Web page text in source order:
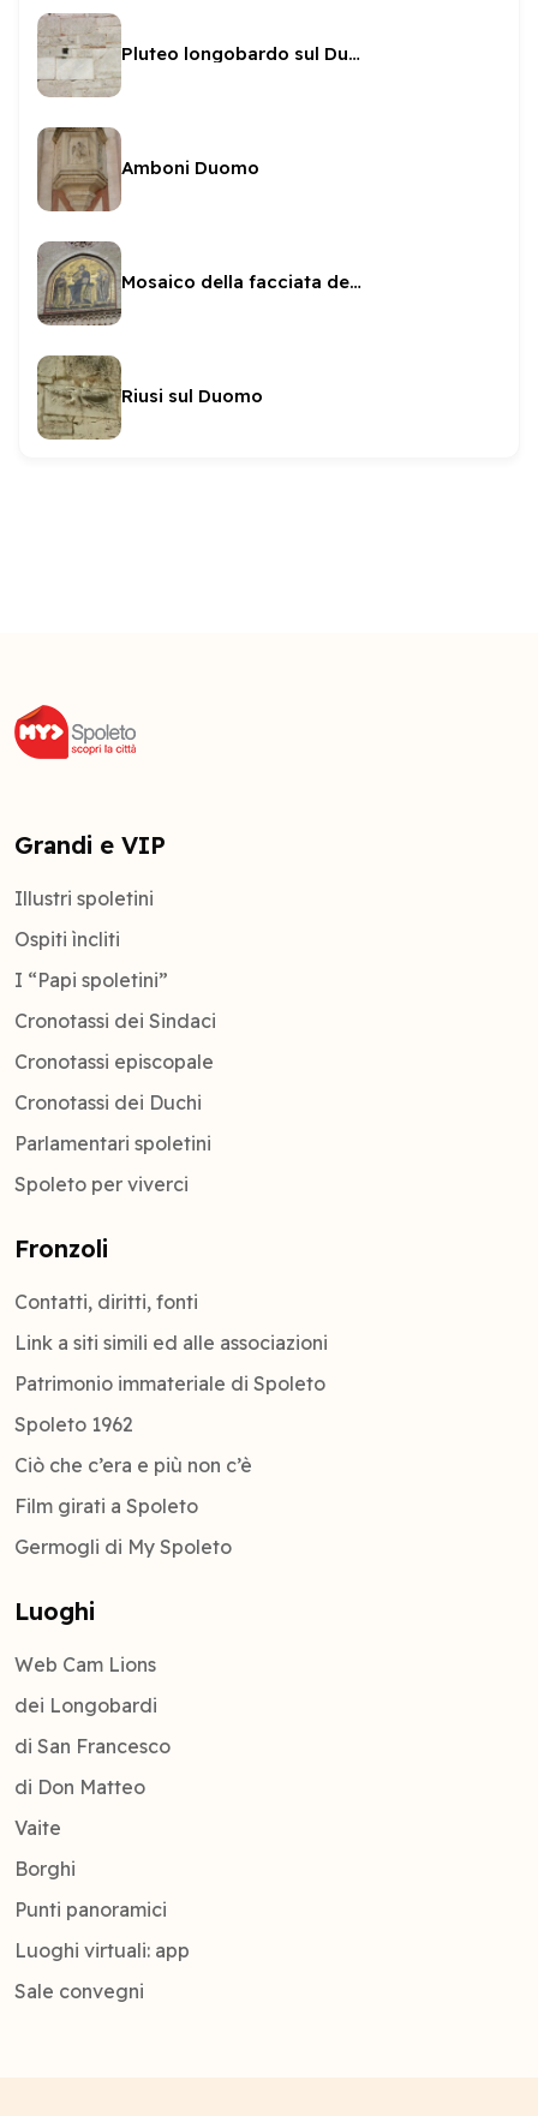
Pluteo longobardo sul Duomo
Amboni Duomo
Mosaico della facciata del Duomo
Riusi sul Duomo
Grandi e VIP
Illustri spoletini
Ospiti ìncliti
I “Papi spoletini”
Cronotassi dei Sindaci
Cronotassi episcopale
Cronotassi dei Duchi
Parlamentari spoletini
Spoleto per viverci
Fronzoli
Contatti, diritti, fonti
Link a siti simili ed alle associazioni
Patrimonio immateriale di Spoleto
Spoleto 1962
Ciò che c’era e più non c’è
Film girati a Spoleto
Germogli di My Spoleto
Luoghi
Web Cam Lions
dei Longobardi
di San Francesco
di Don Matteo
Vaite
Borghi
Punti panoramici
Luoghi virtuali: app
Sale convegni